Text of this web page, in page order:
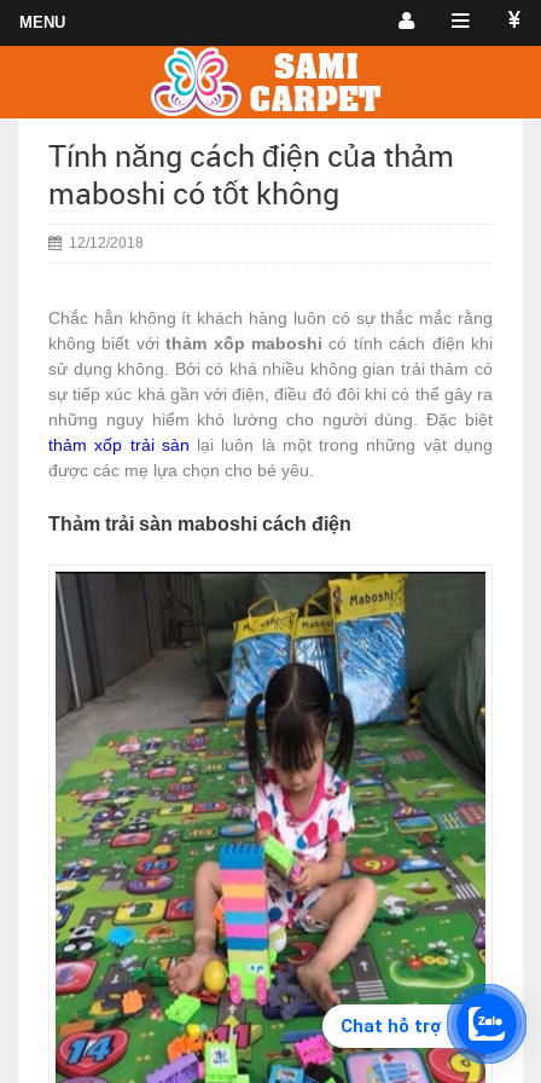
Tính năng cách điện của thảm
maboshi có tốt không
12/12/2018
Chắc hẳn không ít khách hàng luôn có sự thắc mắc rằng
không biết vớithảm xốp maboshi có tính cách điện khi
sử dụng không. Bởi có khá nhiều không gian trải thảm có
sự tiếp xúc khá gần với điện, điều đó đôi khi có thể gây ra
những nguy hiểm khó lường cho người dùng. Đặc biệt
thảm xốp trải sàn lại luôn là một trong những vật dụng
được các mẹ lựa chọn cho bé yêu.
Thảm trải sàn maboshi cách điện
Chat hỗ trợ